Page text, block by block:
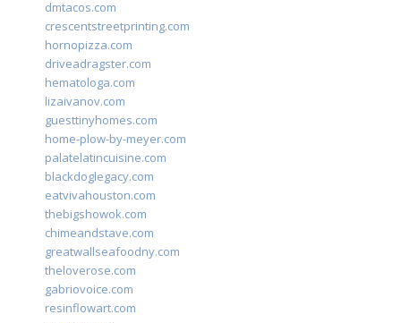
dmtacos.com
crescentstreetprinting.com
hornopizza.com
driveadragster.com
hematologa.com
lizaivanov.com
guesttinyhomes.com
home-plow-by-meyer.com
palatelatincuisine.com
blackdoglegacy.com
eatvivahouston.com
thebigshowok.com
chimeandstave.com
greatwallseafoodny.com
theloverose.com
gabriovoice.com
resinflowart.com